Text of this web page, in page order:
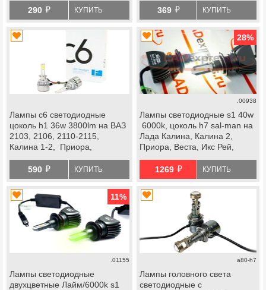
290 й КУПИТЬ
369 й КУПИТЬ
Лампы c6 светодиодные
цоколь h1 36w 3800lm на ВАЗ
2103, 2106, 2110-2115,
Калина 1-2, Приора,
2123, Веста, Икс Рей
590 й КУПИТЬ
28%
.00938
Лампы светодиодные s1 40w
6000k, цоколь h7 sal-man на
Лада Калина, Калина 2,
Приора, Веста, Икс Рей,
1269 й КУПИТЬ
11%
.01155
Лампы светодиодные
двухцветные Лайм/6000k s1
a80-h7
Лампы головного света
светодиодные с